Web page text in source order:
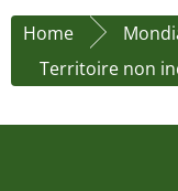
Home
Territoire non